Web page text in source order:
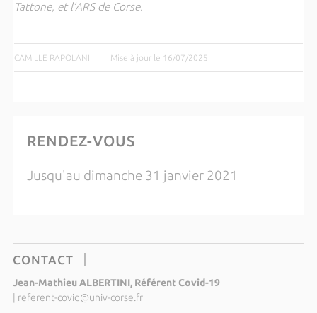
Tattone, et l’ARS de Corse.
CAMILLE RAPOLANI | Mise à jour le 16/07/2025
RENDEZ-VOUS
Jusqu'au dimanche 31 janvier 2021
CONTACT
Jean-Mathieu ALBERTINI, Référent Covid-19
referent-covid@univ-corse.fr